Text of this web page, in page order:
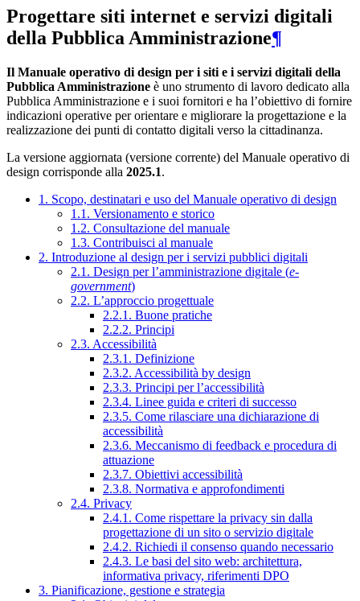
Progettare siti internet e servizi digitali
della Pubblica Amministrazione¶
Il Manuale operativo di design per i siti e i servizi digitali della
Pubblica Amministrazione è uno strumento di lavoro dedicato alla
Pubblica Amministrazione e i suoi fornitori e ha l’obiettivo di fornire
indicazioni operative per orientare e migliorare la progettazione e la
realizzazione dei punti di contatto digitali verso la cittadinanza.
La versione aggiornata (versione corrente) del Manuale operativo di
design corrisponde alla 2025.1.
1. Scopo, destinatari e uso del Manuale operativo di design
1.1. Versionamento e storico
1.2. Consultazione del manuale
1.3. Contribuisci al manuale
2. Introduzione al design per i servizi pubblici digitali
2.1. Design per l’amministrazione digitale (e-
government)
2.2. L’approccio progettuale
2.2.1. Buone pratiche
2.2.2. Principi
2.3. Accessibilità
2.3.1. Definizione
2.3.2. Accessibilità by design
2.3.3. Principi per l’accessibilità
2.3.4. Linee guida e criteri di successo
2.3.5. Come rilasciare una dichiarazione di
accessibilità
2.3.6. Meccanismo di feedback e procedura di
attuazione
2.3.7. Obiettivi accessibilità
2.3.8. Normativa e approfondimenti
2.4. Privacy
2.4.1. Come rispettare la privacy sin dalla
progettazione di un sito o servizio digitale
2.4.2. Richiedi il consenso quando necessario
2.4.3. Le basi del sito web: architettura,
informativa privacy, riferimenti DPO
3. Pianificazione, gestione e strategia